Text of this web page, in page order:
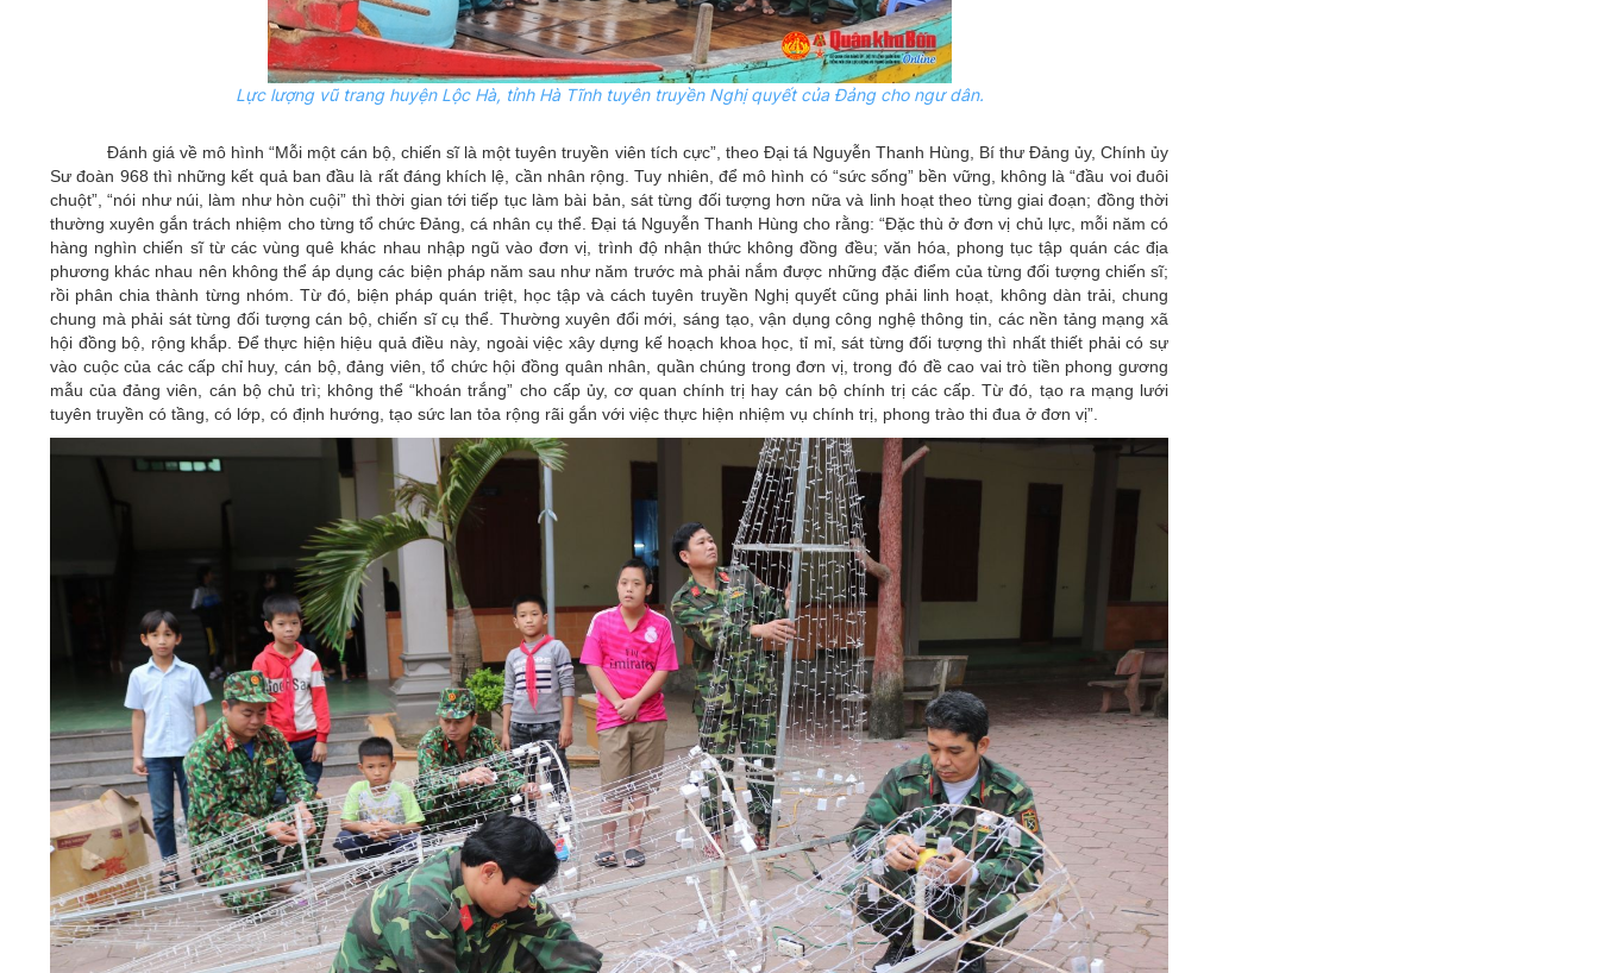
Lực lượng vũ trang huyện Lộc Hà, tỉnh Hà Tĩnh tuyên truyền Nghị quyết của Đảng cho ngư dân.
Đánh giá về mô hình “Mỗi một cán bộ, chiến sĩ là một tuyên truyền viên tích cực”, theo Đại tá Nguyễn Thanh Hùng, Bí thư Đảng ủy, Chính ủy
Sư đoàn 968 thì những kết quả ban đầu là rất đáng khích lệ, cần nhân rộng. Tuy nhiên, để mô hình có “sức sống” bền vững, không là “đầu voi đuôi
chuột”, “nói như núi, làm như hòn cuội” thì thời gian tới tiếp tục làm bài bản, sát từng đối tượng hơn nữa và linh hoạt theo từng giai đoạn; đồng thời
thường xuyên gắn trách nhiệm cho từng tổ chức Đảng, cá nhân cụ thể. Đại tá Nguyễn Thanh Hùng cho rằng: “Đặc thù ở đơn vị chủ lực, mỗi năm có
hàng nghìn chiến sĩ từ các vùng quê khác nhau nhập ngũ vào đơn vị, trình độ nhận thức không đồng đều; văn hóa, phong tục tập quán các địa
phương khác nhau nên không thể áp dụng các biện pháp năm sau như năm trước mà phải nắm được những đặc điểm của từng đối tượng chiến sĩ;
rồi phân chia thành từng nhóm. Từ đó, biện pháp quán triệt, học tập và cách tuyên truyền Nghị quyết cũng phải linh hoạt, không dàn trải, chung
chung mà phải sát từng đối tượng cán bộ, chiến sĩ cụ thể. Thường xuyên đổi mới, sáng tạo, vận dụng công nghệ thông tin, các nền tảng mạng xã
hội đồng bộ, rộng khắp. Để thực hiện hiệu quả điều này, ngoài việc xây dựng kế hoạch khoa học, tỉ mỉ, sát từng đối tượng thì nhất thiết phải có sự
vào cuộc của các cấp chỉ huy, cán bộ, đảng viên, tổ chức hội đồng quân nhân, quần chúng trong đơn vị, trong đó đề cao vai trò tiền phong gương
mẫu của đảng viên, cán bộ chủ trì; không thể “khoán trắng” cho cấp ủy, cơ quan chính trị hay cán bộ chính trị các cấp. Từ đó, tạo ra mạng lưới
tuyên truyền có tầng, có lớp, có định hướng, tạo sức lan tỏa rộng rãi gắn với việc thực hiện nhiệm vụ chính trị, phong trào thi đua ở đơn vị”.